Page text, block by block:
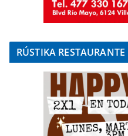
RÚSTIKA RESTAURANTE